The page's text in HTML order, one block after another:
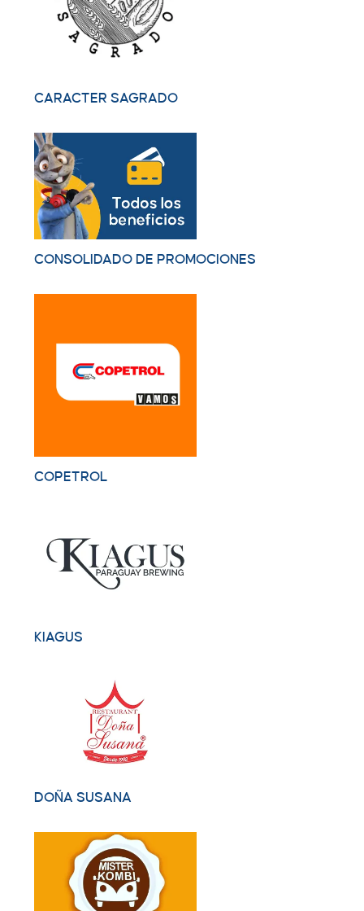
CARACTER SAGRADO
CONSOLIDADO DE PROMOCIONES
COPETROL
KIAGUS
DOÑA SUSANA